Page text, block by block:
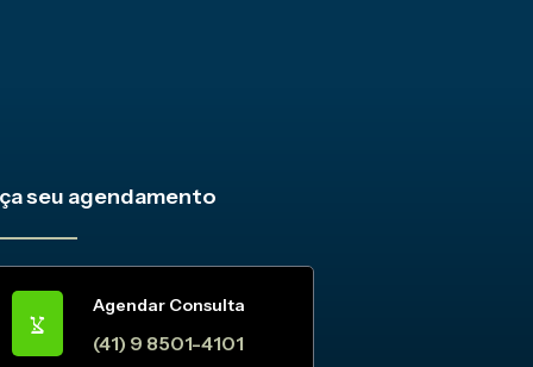
seu agendamento
Agendar Consulta
(41) 9 8501-4101